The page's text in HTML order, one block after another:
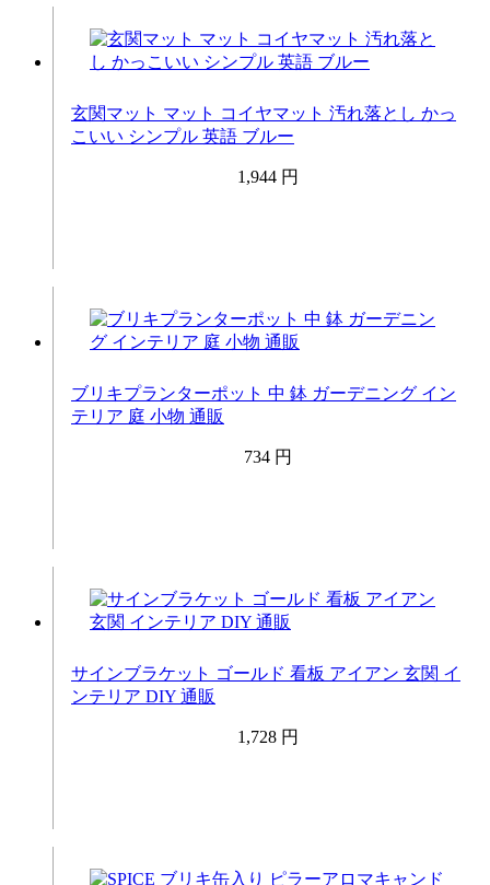
玄関マット マット コイヤマット 汚れ落とし かっ
こいい シンプル 英語 ブルー
1,944 円
ブリキプランターポット 中 鉢 ガーデニング イン
テリア 庭 小物 通販
734 円
サインブラケット ゴールド 看板 アイアン 玄関 イ
ンテリア DIY 通販
1,728 円